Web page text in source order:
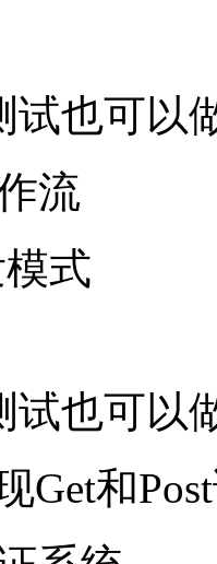
试也可以
流
式
试也可以
Get和